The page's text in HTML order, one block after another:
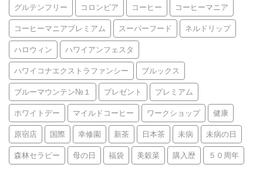
グルテンフリー コロンビア コーヒー コーヒーマニア
コーヒーマニアプレミアム スーパーフード ネルドリップ
ハロウィン ハワイアンフェスタ
ハワイコナエクストラファンシー ブルックス
ブルーマウンテン№１ プレゼント プレミアム
ホワイトデー マイルドコーヒー ワークショップ 健康
原宿店 国際 幸修園 新茶 日本茶 未病 未病の日
森林セラピー 母の日 福袋 美穀菜 購入歴 ５０周年